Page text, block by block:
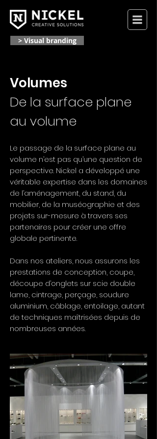
> Visual branding
Volumes
De la surface plane
au volume
Le passage de la surface plane au
volume n’est pas qu’une question de
perspective. Nickel a développé une
véritable expertise dans les domaines
de l’aménagement, du stand, du
mobilier, de la muséographie et des
projets sur-mesure à travers ses
partenaires pour créer une offre
globale pertinente.
Dans nos ateliers, nous assurons les
prestations de conception, coupe,
découpe d’onglets sur scie double
lame, cintrage, perçage, soudure
aluminium, câblage, entoilage, autant
de techniques maîtrisées depuis de
nombreuses années.